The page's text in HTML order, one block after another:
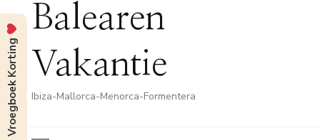
Balearen
Vakantie
Ibiza-Mallorca-Menorca-Formentera
Vroegboek Korting